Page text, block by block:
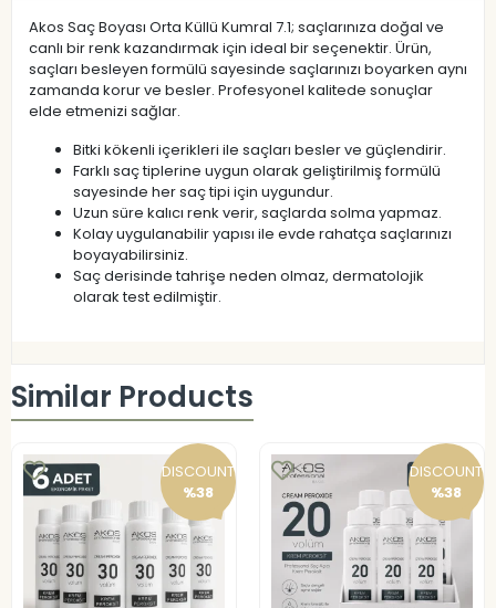
Akos Saç Boyası Orta Küllü Kumral 7.1; saçlarınıza doğal ve
canlı bir renk kazandırmak için ideal bir seçenektir. Ürün,
saçları besleyen formülü sayesinde saçlarınızı boyarken aynı
zamanda korur ve besler. Profesyonel kalitede sonuçlar
elde etmenizi sağlar.
Bitki kökenli içerikleri ile saçları besler ve güçlendirir.
Farklı saç tiplerine uygun olarak geliştirilmiş formülü
sayesinde her saç tipi için uygundur.
Uzun süre kalıcı renk verir, saçlarda solma yapmaz.
Kolay uygulanabilir yapısı ile evde rahatça saçlarınızı
boyayabilirsiniz.
Saç derisinde tahrişe neden olmaz, dermatolojik
olarak test edilmiştir.
Similar Products
DISCOUNT
%38
DISCOUNT
%38